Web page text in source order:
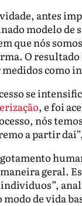
antes
modelo
que nós
O resultado
medidos como
se
, e foi
nós
a partir
geral.
modo de vida